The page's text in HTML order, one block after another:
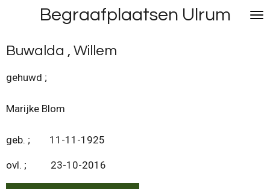
naar
de
hoofdinhoud
Begraafplaatsen Ulrum
Buwalda , Willem
gehuwd ;
Marijke Blom
geb. ; 11-11-1925
ovl. ; 23-10-2016